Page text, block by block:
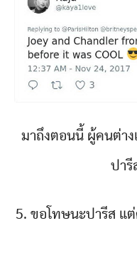
มาถึงตอนนี้ ผู้คนต่า
ปารี
5. ขอโทษนะปารีส แ